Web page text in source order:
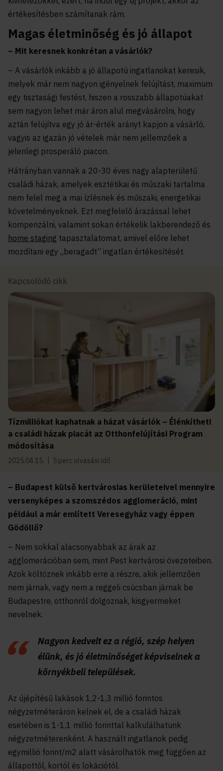
értékesítésben számítanak rám.
Magas életminőség és jó állapot
– Mit keresnek konkrétan a vásárlók?
– A vásárlók inkább a jó állapotú ingatlanokat keresik,
melyek már nem nagyon igényelnek felújítást, maximum
egy tisztasági festést, hiszen a rosszabb állapotúakat
sem nagyon lehet már áron alul megvásárolni, hogy
aztán felújítva egy jó ár-érték arányt kapjon a vásárló,
vagyis az igazán jó vételek már nem jellemzőek a
jelenlegi prosperáló piacon.
Hátrányban vannak a 20-30 éves nagy alapterületű
családi házak, amelyek esztétikai és műszaki tartalma
nem felel meg a mai ízlésnek és műszaki, energetikai
követelményeknek. Ezt megfelelő árazással lehet
kompenzálni, valamint sokan értékelik lakberendező és
home staging tapasztalatomat, amivel előre lehet
mozdítani egy „beragadt” ingatlan értékesítését.
Kapcsolódó cikk
Tízmilliókat kaphatnak a házat vásárlók – Élénkítheti
a családi házak piacát az Otthonfelújítási Program
módosítása
2025.04.15. 5 perc olvasási idő
– Budapest külső kertvárosias kerületeivel mennyire
versenyképes a szomszédos agglomeráció, mint
például a már említett Veresegyház vagy éppen
Gödöllő?
– Nem sokkal alacsonyabbak az árak az
agglomerációban sem, mint Pest kertvárosi övezeteiben.
Azok költöznek inkább erre a részre, akik jellemzően
nem járnak, vagy nem a reggeli csúcsban járnak be
Budapestre, otthonról dolgoznak, kisgyermeket
nevelnek.
Nagyon kedvelt ez a régió, szép helyen
élünk, és jó életminőséget képviselnek a
környékbeli települések.
Az újépítésű lakások 1,2-1,3 millió forintos
négyzetméteráron kelnek el, de a családi házak
esetében is 1-1,1 millió forinttal kalkulálhatunk
négyzetméterenként. A használt ingatlanok pedig
egymillió forint/m2 alatt vásárolhatók meg függően az
állapottól, kortól és lokációtól.